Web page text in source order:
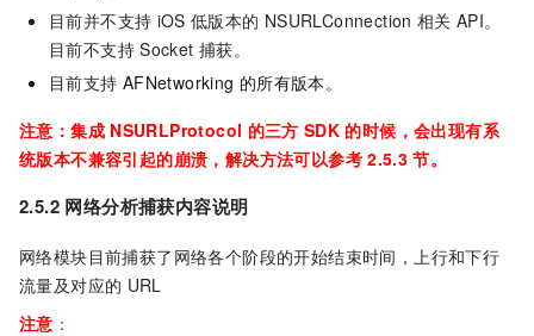
目前并不支持 iOS 低版本的 NSURLConnection 相关 API。
目前不支持 Socket 捕获。
目前支持 AFNetworking 的所有版本。
注意：集成 NSURLProtocol 的三方 SDK 的时候，会出现有系
统版本不兼容引起的崩溃，解决方法可以参考 2.5.3 节。
2.5.2 网络分析捕获内容说明
网络模块目前捕获了网络各个阶段的开始结束时间，上行和下行
流量及对应的 URL
注意 ：